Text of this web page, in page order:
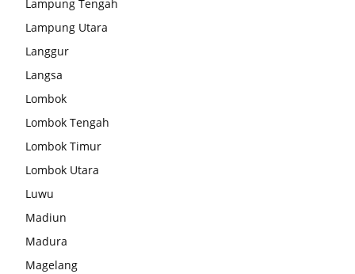
Lampung Tengah
Lampung Utara
Langgur
Langsa
Lombok
Lombok Tengah
Lombok Timur
Lombok Utara
Luwu
Madiun
Madura
Magelang